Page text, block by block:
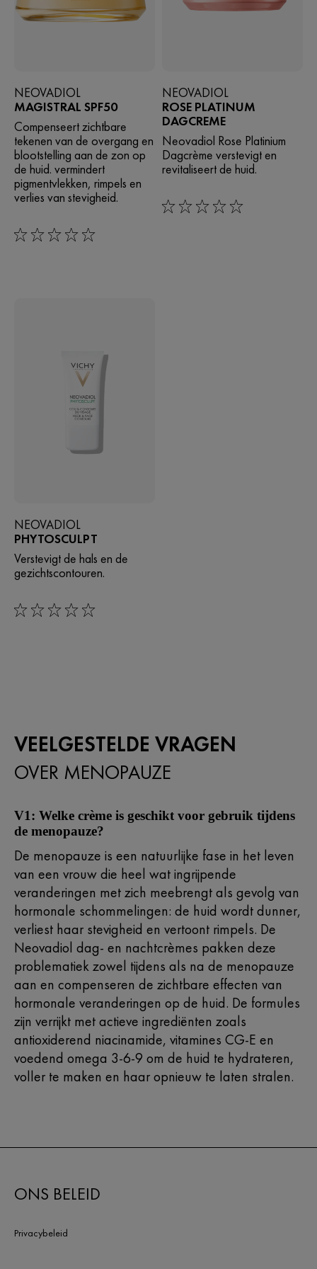
NEOVADIOL
MAGISTRAL SPF50
Compenseert zichtbare
tekenen van de overgang en
blootstelling aan de zon op
de huid. vermindert
pigmentvlekken, rimpels en
verlies van stevigheid.
0/5
NEOVADIOL
ROSE PLATINUM
DAGCREME
Neovadiol Rose Platinium
Dagcrème verstevigt en
revitaliseert de huid.
0/5
NEOVADIOL
PHYTOSCULPT
Verstevigt de hals en de
gezichtscontouren.
0/5
VEELGESTELDE VRAGEN
OVER MENOPAUZE
V1: Welke crème is geschikt voor gebruik tijdens
de menopauze?
De menopauze is een natuurlijke fase in het leven
van een vrouw die heel wat ingrijpende
veranderingen met zich meebrengt als gevolg van
hormonale schommelingen: de huid wordt dunner,
verliest haar stevigheid en vertoont rimpels. De
Neovadiol dag- en nachtcrèmes pakken deze
problematiek zowel tijdens als na de menopauze
aan en compenseren de zichtbare effecten van
hormonale veranderingen op de huid. De formules
zijn verrijkt met actieve ingrediënten zoals
antioxiderend niacinamide, vitamines CG-E en
voedend omega 3-6-9 om de huid te hydrateren,
voller te maken en haar opnieuw te laten stralen.
ONS BELEID
Privacybeleid